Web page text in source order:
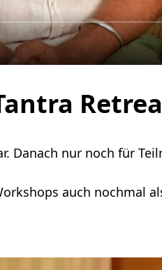
Danach nur noch für
auch nochmal